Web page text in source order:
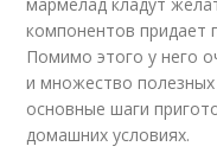
компонентов придает
Помимо этого у него
и множество
основные шаги
домашних условиях.